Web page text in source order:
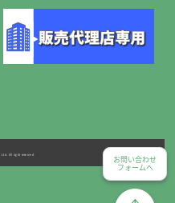
All right reserved.
お問い合わせ
フォームへ